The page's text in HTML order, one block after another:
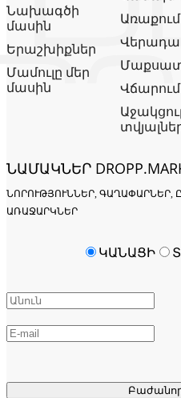
Նախագծի
մասին
Երաշխիքներ
Մամուլը մեր
մասին
Առաքում
Վճարում
ՆԱՄԱԿՆԵՐ
ՆՈՐՈՒԹՅՈՒՆՆԵՐ, ԳԱՂԱՓԱՐՆԵՐ,
ՌԱՋԱՐԿՆԵՐ
ԿԱՆԱՑԻ